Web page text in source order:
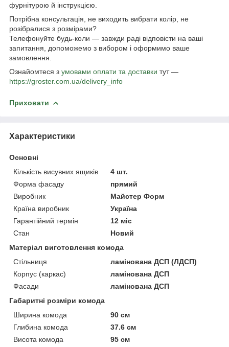
фурнітурою й інструкцією.
Потрібна консультація, не виходить вибрати колір, не
розібралися з розмірами?
Телефонуйте будь-коли — завжди раді відповісти на ваші
запитання, допоможемо з вибором і оформимо ваше
замовлення.
Ознайомтеся з умовами оплати та доставки тут —
https://groster.com.ua/delivery_info
Приховати
Характеристики
Основні
Кількість висувних ящиків
4 шт.
Форма фасаду
прямий
Виробник
Майстер Форм
Країна виробник
Україна
Гарантійний термін
12 міс
Стан
Новий
Матеріал виготовлення комода
Стільниця
ламінована ДСП (ЛДСП)
Корпус (каркас)
ламінована ДСП
Фасади
ламінована ДСП
Габаритні розміри комода
Ширина комода
90 см
Глибина комода
37.6 см
Висота комода
95 см